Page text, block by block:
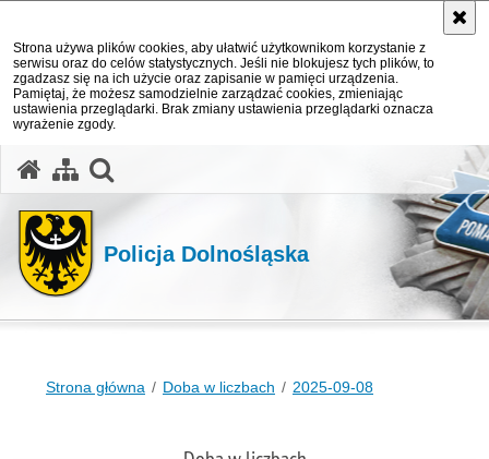
Strona używa plików cookies, aby ułatwić użytkownikom korzystanie z
serwisu oraz do celów statystycznych. Jeśli nie blokujesz tych plików, to
zgadzasz się na ich użycie oraz zapisanie w pamięci urządzenia.
Pamiętaj, że możesz samodzielnie zarządzać cookies, zmieniając
ustawienia przeglądarki. Brak zmiany ustawienia przeglądarki oznacza
wyrażenie zgody.
Policja Dolnośląska
Strona główna Doba w liczbach 2025-09-08